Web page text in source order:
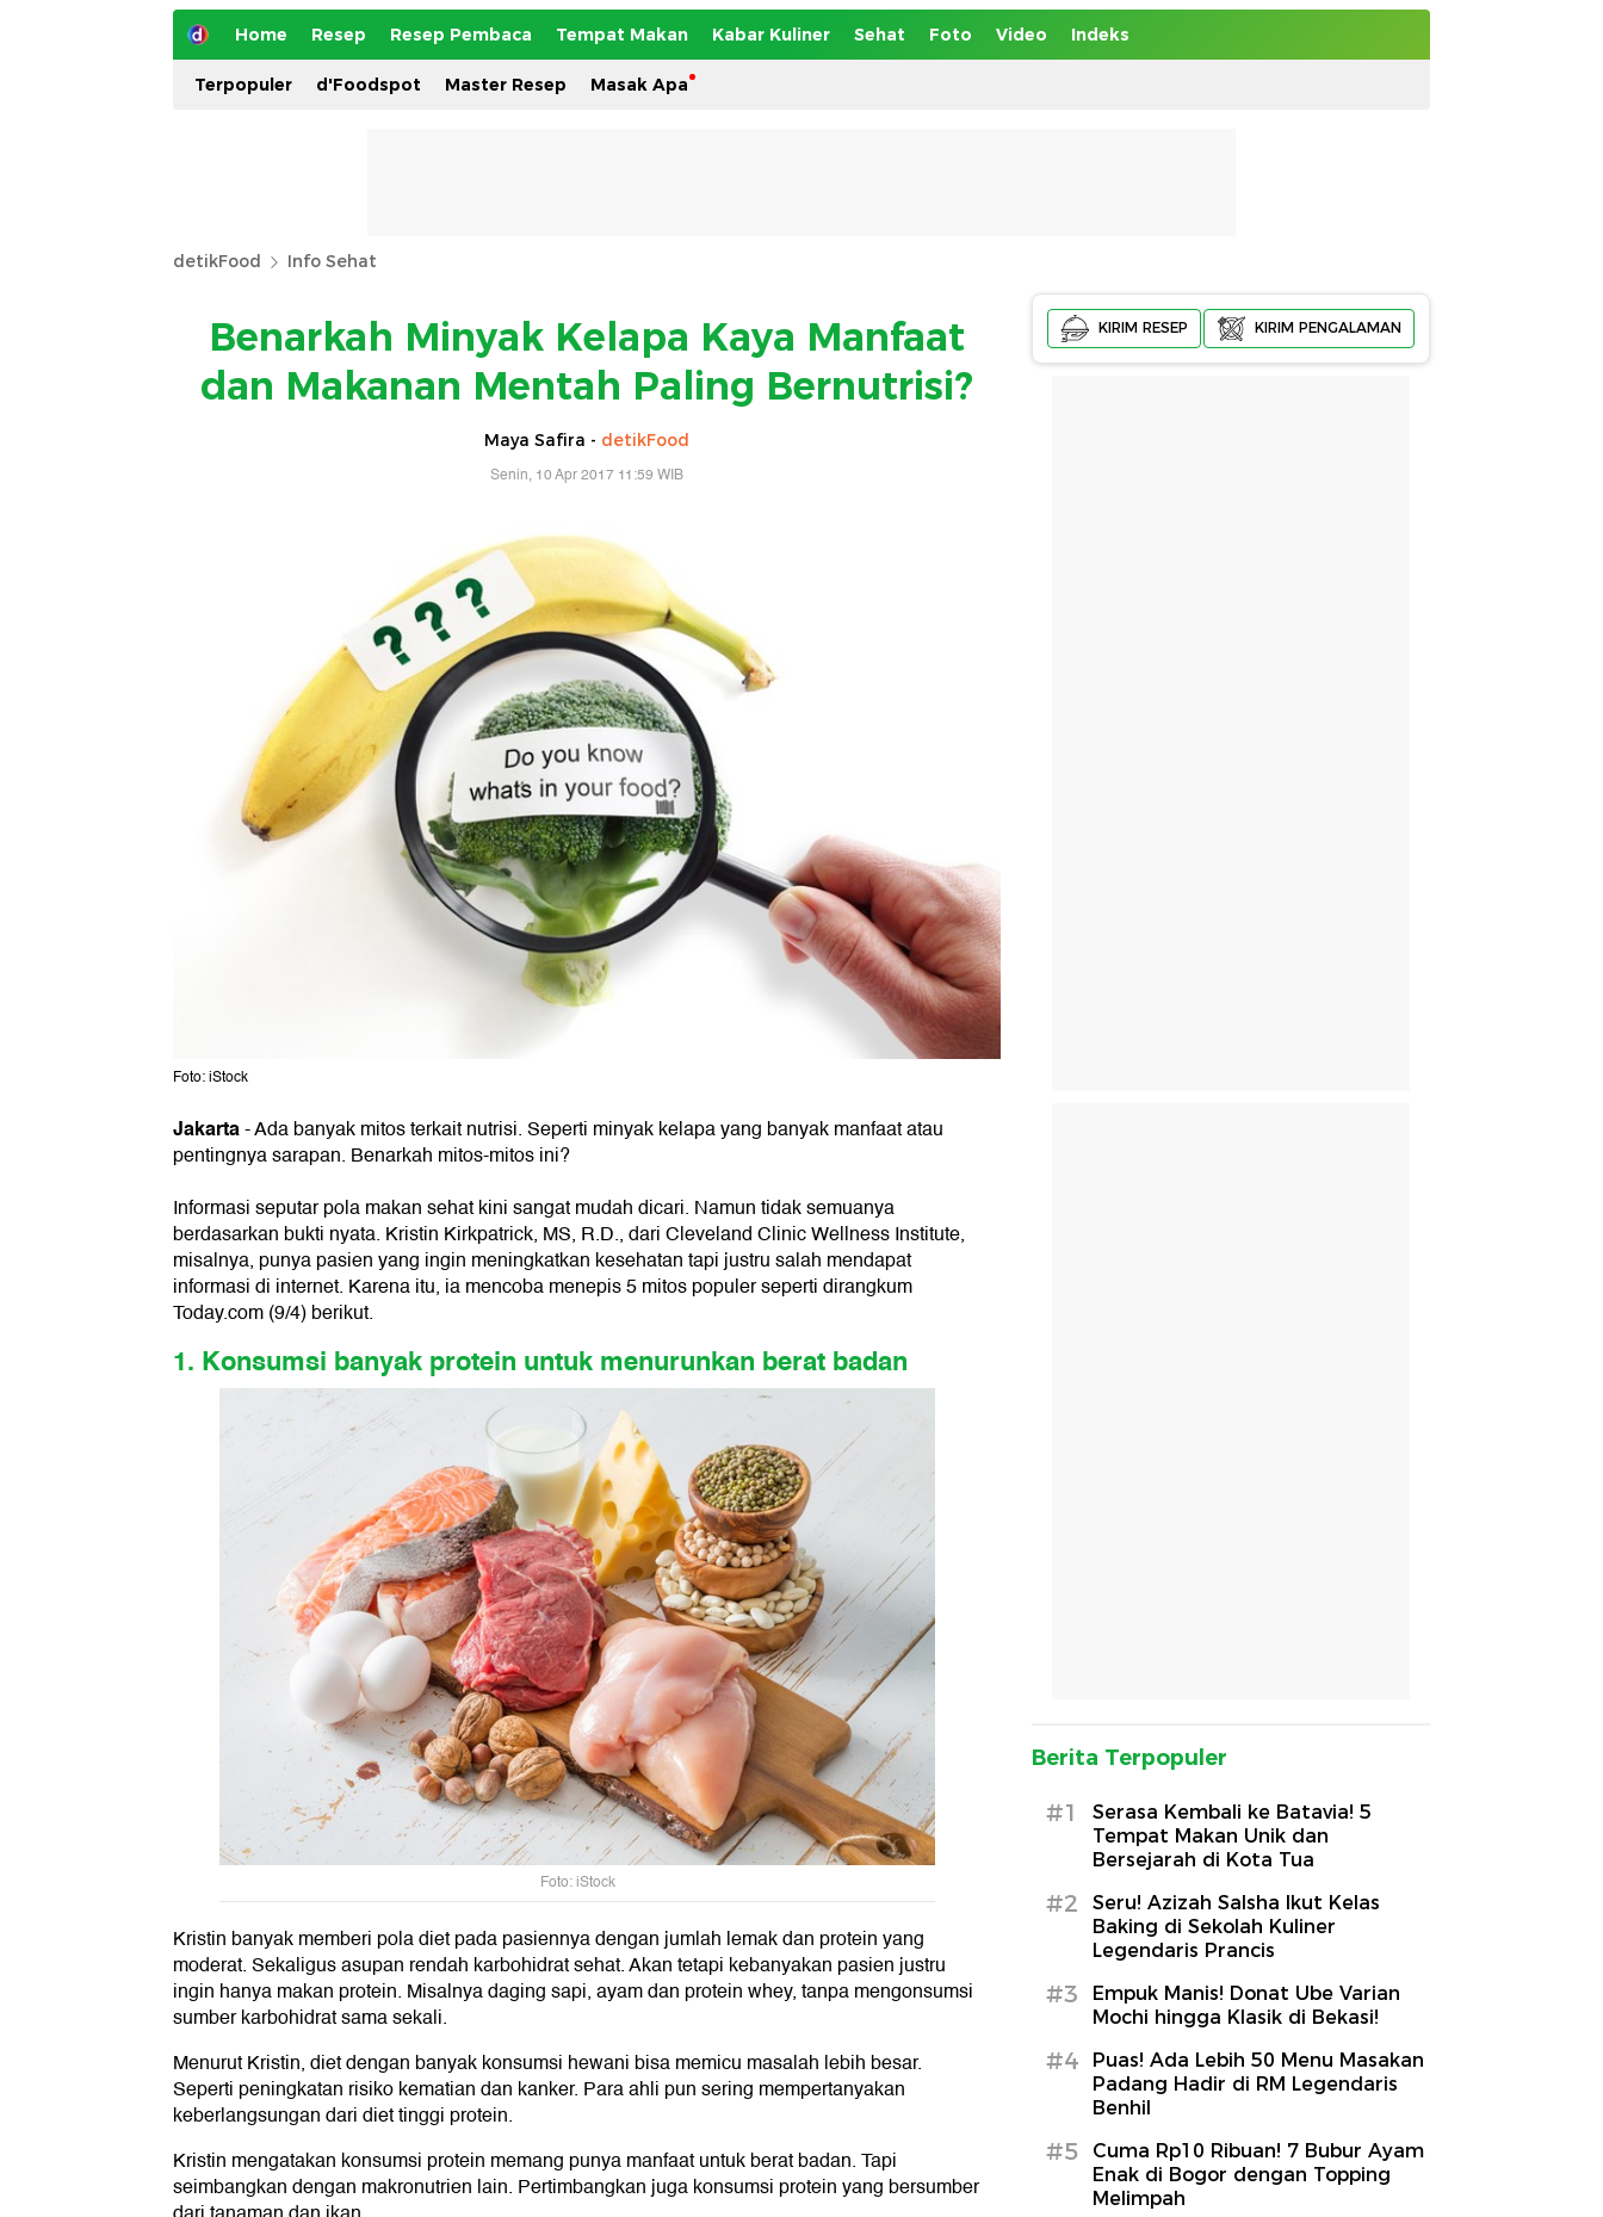
Home Resep Resep Pembaca Tempat Makan Kabar Kuliner Sehat Foto Video Indeks
Terpopuler d'Foodspot Master Resep Masak Apa
detikFood Info Sehat
Benarkah Minyak Kelapa Kaya Manfaat
dan Makanan Mentah Paling Bernutrisi?
Maya Safira - detikFood
Senin, 10 Apr 2017 11:59 WIB
Foto: iStock
Jakarta- Ada banyak mitos terkait nutrisi. Seperti minyak kelapa yang banyak manfaat atau
pentingnya sarapan. Benarkah mitos-mitos ini?
Informasi seputar pola makan sehat kini sangat mudah dicari. Namun tidak semuanya
berdasarkan bukti nyata. Kristin Kirkpatrick, MS, R.D., dari Cleveland Clinic Wellness Institute,
misalnya, punya pasien yang ingin meningkatkan kesehatan tapi justru salah mendapat
informasi di internet. Karena itu, ia mencoba menepis 5 mitos populer seperti dirangkum
Today.com (9/4) berikut.
1. Konsumsi banyak protein untuk menurunkan berat badan
Foto: iStock
Kristin banyak memberi pola diet pada pasiennya dengan jumlah lemak dan protein yang
moderat. Sekaligus asupan rendah karbohidrat sehat. Akan tetapi kebanyakan pasien justru
ingin hanya makan protein. Misalnya daging sapi, ayam dan protein whey, tanpa mengonsumsi
sumber karbohidrat sama sekali.
Menurut Kristin, diet dengan banyak konsumsi hewani bisa memicu masalah lebih besar.
Seperti peningkatan risiko kematian dan kanker. Para ahli pun sering mempertanyakan
keberlangsungan dari diet tinggi protein.
Kristin mengatakan konsumsi protein memang punya manfaat untuk berat badan. Tapi
seimbangkan dengan makronutrien lain. Pertimbangkan juga konsumsi protein yang bersumber
KIRIM RESEP KIRIM PENGALAMAN
Berita Terpopuler
#1
Serasa Kembali ke Batavia! 5
Tempat Makan Unik dan
Bersejarah di Kota Tua
#2
Seru! Azizah Salsha Ikut Kelas
Baking di Sekolah Kuliner
Legendaris Prancis
#3
Empuk Manis! Donat Ube Varian
Mochi hingga Klasik di Bekasi!
#4
Puas! Ada Lebih 50 Menu Masakan
Padang Hadir di RM Legendaris
Benhil
#5
Cuma Rp10 Ribuan! 7 Bubur Ayam
Enak di Bogor dengan Topping
Melimpah